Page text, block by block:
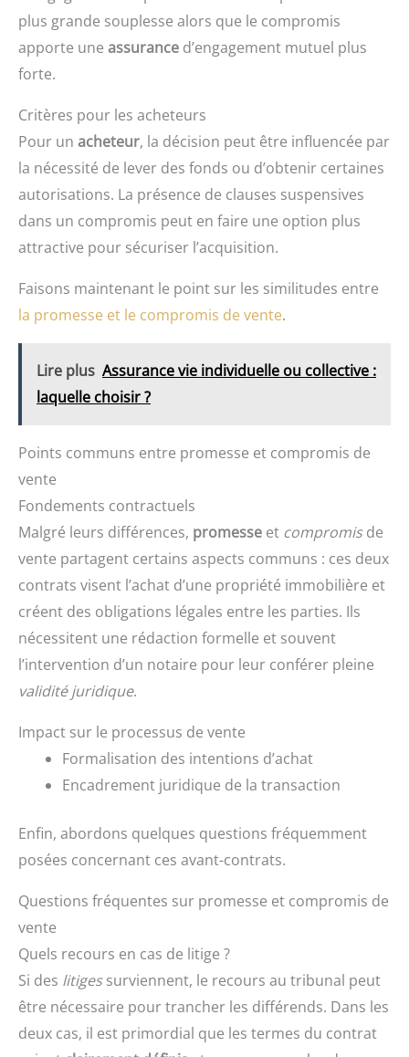
plus grande souplesse alors que le compromis
apporte une assurance d’engagement mutuel plus
forte.
Critères pour les acheteurs
Pour un acheteur, la décision peut être influencée par
la nécessité de lever des fonds ou d’obtenir certaines
autorisations. La présence de clauses suspensives
dans un compromis peut en faire une option plus
attractive pour sécuriser l’acquisition.
Faisons maintenant le point sur les similitudes entre
la promesse et le compromis de vente.
Lire plus Assurance vie individuelle ou collective :
laquelle choisir ?
Points communs entre promesse et compromis de
vente
Fondements contractuels
Malgré leurs différences, promesse et compromisde
vente partagent certains aspects communs : ces deux
contrats visent l’achat d’une propriété immobilière et
créent des obligations légales entre les parties. Ils
nécessitent une rédaction formelle et souvent
l’intervention d’un notaire pour leur conférer pleine
validité juridique.
Impact sur le processus de vente
Formalisation des intentions d’achat
Encadrement juridique de la transaction
Enfin, abordons quelques questions fréquemment
posées concernant ces avant-contrats.
Questions fréquentes sur promesse et compromis de
vente
Quels recours en cas de litige ?
Si des litigessurviennent, le recours au tribunal peut
être nécessaire pour trancher les différends. Dans les
deux cas, il est primordial que les termes du contrat